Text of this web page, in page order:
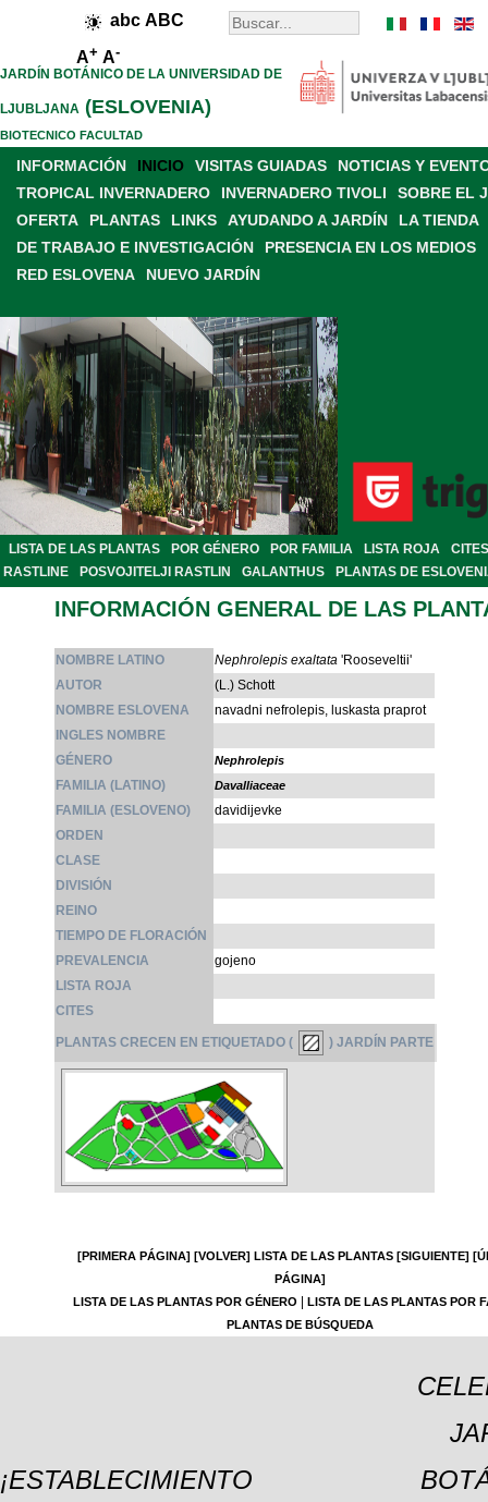
abc ABC
A+ A-
JARDÍN BOTÁNICO DE LA UNIVERSIDAD DE
LJUBLJANA (ESLOVENIA)
BIOTECNICO FACULTAD
INFORMACIÓN INICIO VISITAS GUIADAS
NOTICIAS Y
TROPICAL INVERNADERO
INVERNADERO TIVOLI
SOBRE EL
OFERTA
PLANTAS LINKS AYUDANDO A JARDÍN
LA TIENDA
DE TRABAJO E INVESTIGACIÓN
PRESENCIA EN LOS MEDIOS
RED ESLOVENA
NUEVO JARDÍN
LISTA DE LAS PLANTAS POR GÉNERO POR FAMILIA LISTA ROJA
CITES
RASTLINE
POSVOJITELJI RASTLIN GALANTHUS PLANTAS DE
INFORMACIÓN GENERAL DE LAS
NOMBRE LATINO Nephrolepis exaltata 'Rooseveltii'
AUTOR
(L.) Schott
NOMBRE ESLOVENA
navadni nefrolepis, luskasta praprot
INGLES NOMBRE
GÉNERO
Nephrolepis
FAMILIA (LATINO) Davalliaceae
FAMILIA (ESLOVENO)
davidijevke
ORDEN
CLASE
DIVISIÓN
REINO
TIEMPO DE FLORACIÓN
PREVALENCIA
gojeno
LISTA ROJA
CITES
PLANTAS CRECEN EN ETIQUETADO ( ) JARDÍN PARTE
[PRIMERA PÁGINA] [VOLVER] LISTA DE LAS PLANTAS [SIGUIENTE]
PÁGINA]
LISTA DE LAS PLANTAS POR GÉNERO
LISTA DE LAS PLANTAS POR
PLANTAS DE BÚSQUEDA
¡ESTABLECIMIENTO